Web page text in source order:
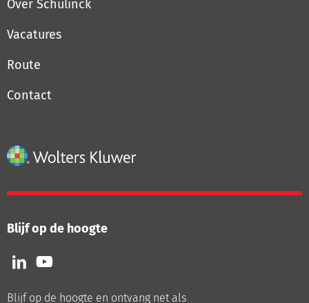
Over Schulinck
Vacatures
Route
Contact
Blijf op de hoogte
Volg
ons
Volg
ons
Blijf op de hoogte en ontvang net als